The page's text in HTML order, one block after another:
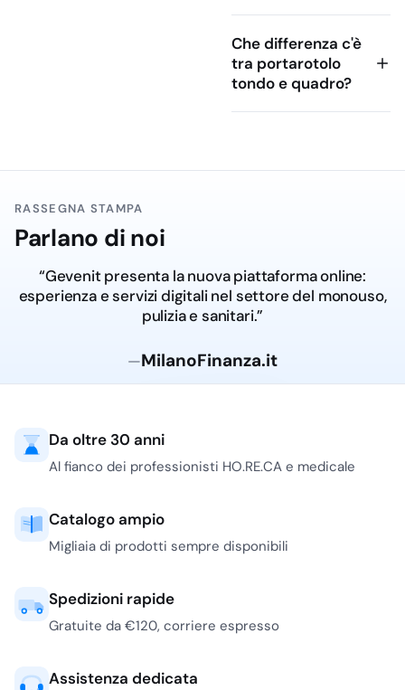
solo il prezzo del singolo
consumo è continuativo.
Materiali: carta,
pura cellulosa e
TNT
Il formato più diffuso è il
adatto a visite brevi,
attività dove il lenzuolino
viene sostituito spesso.
tenuta rispetto al velo
singolo e aiutano a
contenere piccole
senza rendere il
prodotto troppo spesso
I rotoli inPURA
Che differenza c'è
tra portarotolo
tondo e quadro?
RASSEGNA STAMPA
Parlano di noi
“Gevenit presenta la nuova piattaforma online:
esperienza e servizi digitali nel settore del monouso,
pulizia e sanitari.”
—MilanoFinanza.it
Da oltre 30 anni
Al fianco dei professionisti HO.RE.CA e medicale
Catalogo ampio
Migliaia di prodotti sempre disponibili
Spedizioni rapide
Gratuite da €120, corriere espresso
Assistenza dedicata